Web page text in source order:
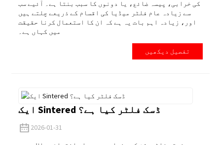
کی خرابی، پیسہ ضائع، یا دونوں کا سبب بنتا ہے۔ آئیے سب
سے زیادہ عام فلٹر میڈیا کی اقسام کے ذریعے چلتے ہیں
اور، زیادہ اہم بات یہ ہے کہ ان کا استعمال کرنا حقیقت
میں کہاں ہے۔
تفصیل دیکھیں
ایک Sintered ڈسک فلٹر کیا ہے؟
2026-01-31